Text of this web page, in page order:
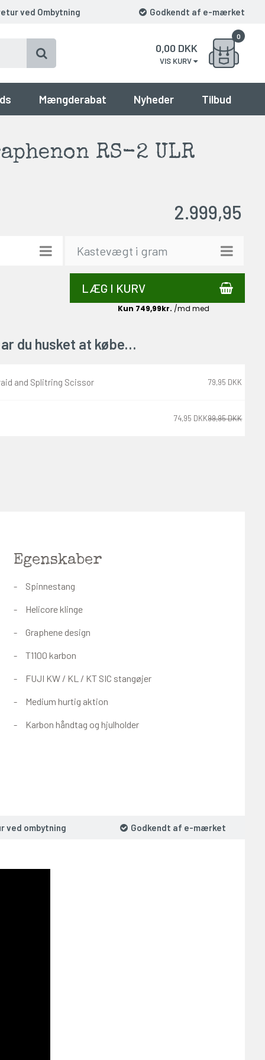
ved Ombytning Godkendt af e-mærket
0
0,00 DKK
VIS KURV
Mængderabat Nyheder Tilbud
RS-2 ULR
2.999,95
LÆG I KURV
du husket at købe…
and Splitring Scissor 79,95 DKK
74,95 DKK99,95 DKK
Egenskaber
Spinnestang
Helicore klinge
Graphene design
T1100 karbon
FUJI KW / KL / KT SIC stangøjer
Medium hurtig aktion
Karbon håndtag og hjulholder
ved ombytning Godkendt af e-mærket